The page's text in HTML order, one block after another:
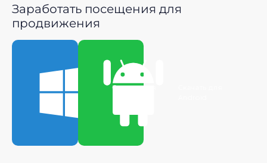
Заработать посещения для
продвижения
Скачать для